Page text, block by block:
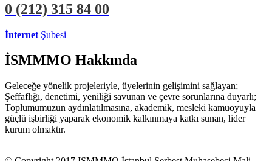
0 (212) 315 84 00
İnternet Şubesi
İSMMMO Hakkında
Geleceğe yönelik projeleriyle, üyelerinin gelişimini sağlayan;
Şeffaflığı, denetimi, yeniliği savunan ve çevre sorunlarına duyarlı;
Toplumumuzun aydınlatılmasına, akademik, mesleki kamuoyuyla
güçlü işbirliği yaparak ekonomik kalkınmaya katkı sunan, lider
kurum olmaktır.